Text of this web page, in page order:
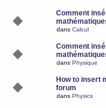
Comment
dans Calcul
Comment
dans Physique
How to insert
forum
dans Physics